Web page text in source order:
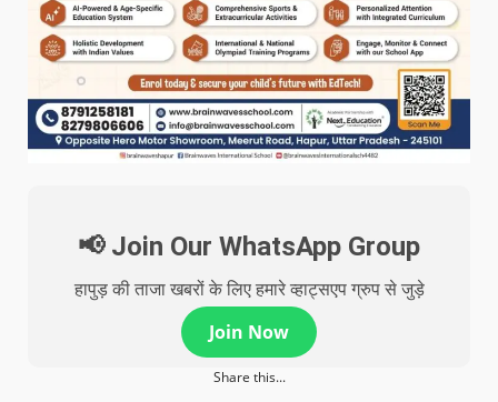
📢 Join Our WhatsApp Group
हापुड़ की ताजा खबरों के लिए हमारे व्हाट्सएप ग्रुप से जुड़े
Join Now
Share this...